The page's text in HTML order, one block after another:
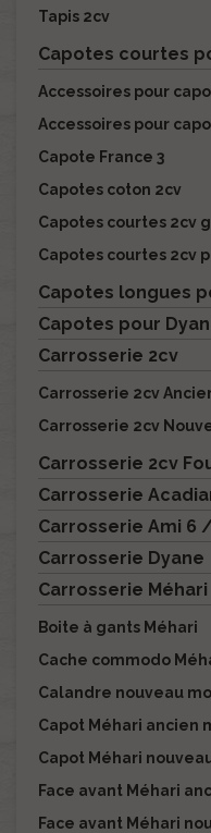
Tapis 2cv
Capotes courtes
Accessoires pour
Accessoires pour
Capote France 3
Capotes coton 2cv
Capotes courtes 2cv
Capotes courtes 2cv
Capotes longues
Capotes pour
Carrosserie 2cv
Carrosserie 2cv
Carrosserie 2cv
Carrosserie 2cv
Carrosserie
Carrosserie Ami 6
Carrosserie Dyane
Carrosserie Méhari
Boite à gants Méhari
Cache commodo
Calandre nouveau
Capot Méhari ancien
Capot Méhari
Face avant Méhari
Face avant Méhari